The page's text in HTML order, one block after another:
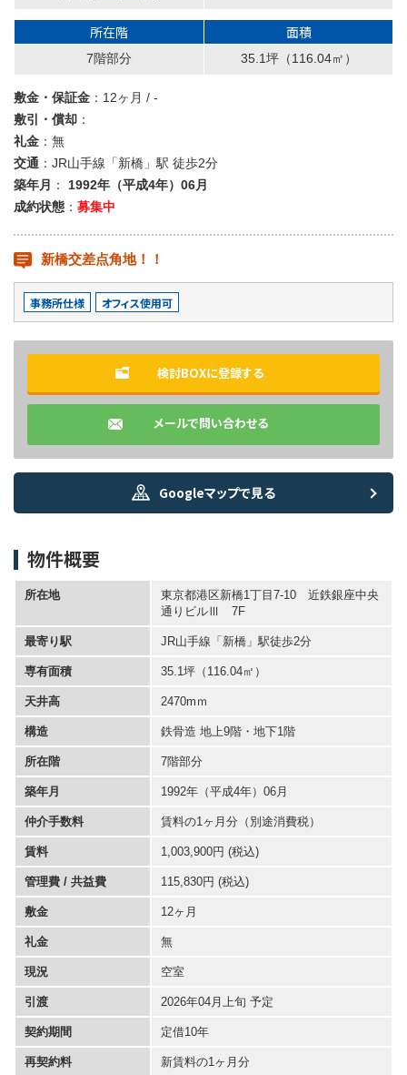
所在階 面積
7階部分 35.1坪（116.04㎡）
敷金・保証金 ：12ヶ月 / -
敷引・償却 ：
礼金 ：無
交通 ：JR山手線「新橋」駅 徒歩2分
築年月
： 1992年（平成4年）06月
成約状態 ： 募集中
新橋交差点角地！！
事務所仕様 オフィス使用可
検討BOXに登録する
メールで問い合わせる
Googleマップで見る
物件概要
所在地
東京都港区新橋1丁目7-10 近鉄銀座中央
通りビルⅢ 7F
最寄り駅 JR山手線「新橋」駅徒歩2分
専有面積 35.1坪 （116.04㎡）
天井高 2470mｍ
構造 鉄骨造 地上9階・地下1階
所在階 7階部分
築年月 1992年（平成4年）06月
仲介手数料 賃料の1ヶ月分（別途消費税）
賃料 1,003,900円 (税込)
管理費 / 共益費 115,830円 (税込)
敷金 12ヶ月
礼金 無
現況 空室
引渡 2026年04月上旬 予定
契約期間 定借10年
再契約料 新賃料の1ヶ月分